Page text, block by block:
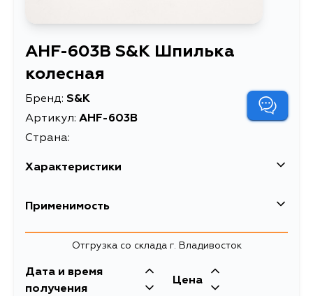
AHF-603B S&K Шпилька
колесная
Бренд: S&K
Артикул: AHF-603B
Страна:
Характеристики
Масса, кг
Шпилька колесная
Применимость
Отгрузка со склада г. Владивосток
Дата и время
получения
Цена